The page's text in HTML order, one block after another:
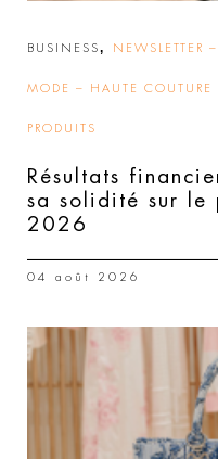
BUSINESS, NEWSLETTER
MODE – HAUTE COUTURE
PRODUITS
Résultats
sa solidité sur le
2026
04 août 2026